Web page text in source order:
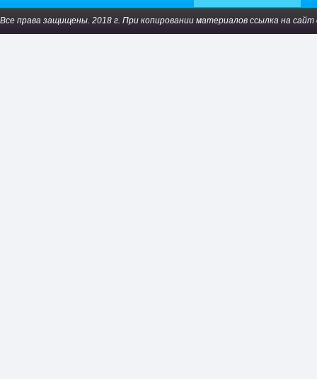
Все права защищены. 2018 г. При копировании материалов ссылка на сайт